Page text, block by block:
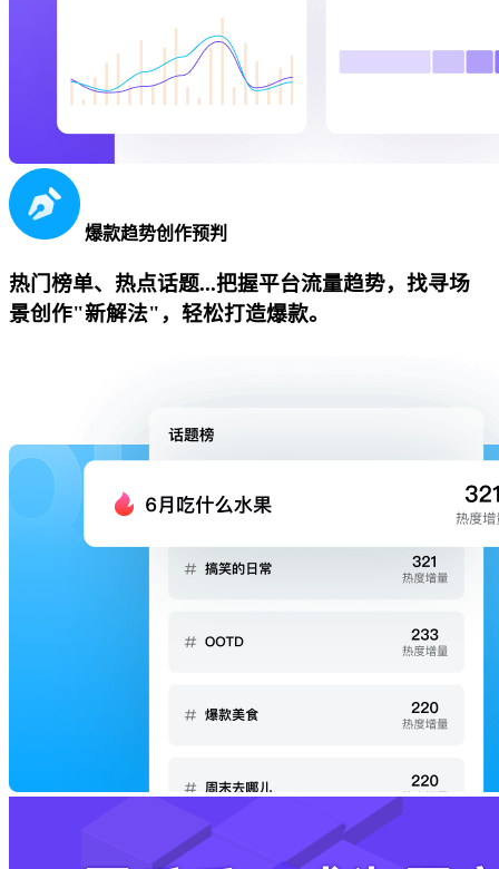
爆款趋势创作预判
热门榜单、热点话题...把握平台流量趋势，找寻场
景创作"新解法"，轻松打造爆款。